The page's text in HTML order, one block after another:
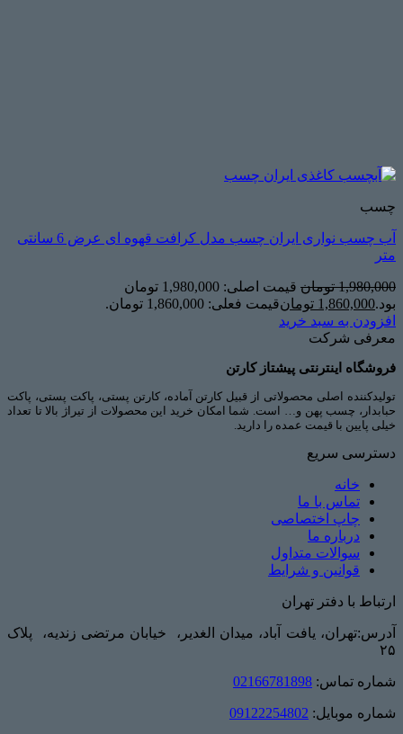
چسب
آب چسب نواری ایران چسب مدل کرافت قهوه ای عرض 6 سانتی
متر
1,980,000 تومان
قیمت اصلی: 1,980,000 تومان
بود.1,860,000 تومانقیمت فعلی: 1,860,000 تومان.
افزودن به سبد خرید
معرفی شرکت
فروشگاه اینترنتی پیشتاز کارتن
تولیدکننده اصلی محصولاتی از قبیل کارتن آماده، کارتن پستی، پاکت پستی، پاکت
حبابدار، چسب پهن و… است. شما امکان خرید این محصولات از تیراژ بالا تا تعداد
خیلی پایین با قیمت عمده را دارید.
دسترسی سریع
خانه
تماس با ما
چاپ اختصاصی
درباره ما
سوالات متداول
قوانین و شرایط
ارتباط با دفتر تهران
آدرس:تهران، یافت آباد، میدان الغدیر، خیابان مرتضی زندیه، پلاک
۲۵
شماره تماس: 02166781898
شماره موبایل: 09122254802